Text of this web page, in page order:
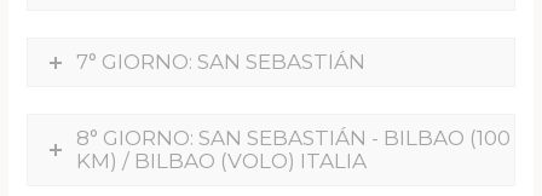
7° GIORNO: SAN SEBASTIÁN
8° GIORNO: SAN SEBASTIÁN - BILBAO (100
KM) / BILBAO (VOLO) ITALIA